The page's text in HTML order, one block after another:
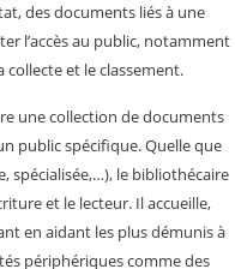
des documents liés à une
l’accès au public, notamment
et le classement.
une collection de documents
public spécifique. Quelle que
spécialisée,…), le bibliothécaire
et le lecteur. Il accueille,
en aidant les plus démunis à
périphériques comme des